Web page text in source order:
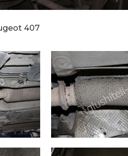
407